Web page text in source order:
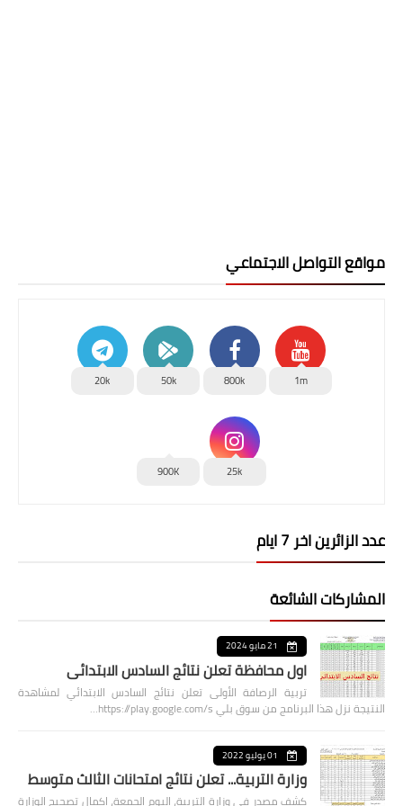
مواقع التواصل الاجتماعي
1m
800k
50k
20k
25k
900K
عدد الزائرين اخر 7 ايام
المشاركات الشائعة
21 مايو 2024
اول محافظة تعلن نتائج السادس الابتدائي
تربية الرصافة الأولى تعلن نتائج السادس الابتدائي لمشاهدة
النتيجة نزل هذا البرنامج من سوق بلي https://play.google.com/s…
01 يوليو 2022
وزارة التربية... تعلن نتائج امتحانات الثالث متوسط
كشف مصدر في وزارة التربية، اليوم الجمعة، اكمال تصحيح الوزارة